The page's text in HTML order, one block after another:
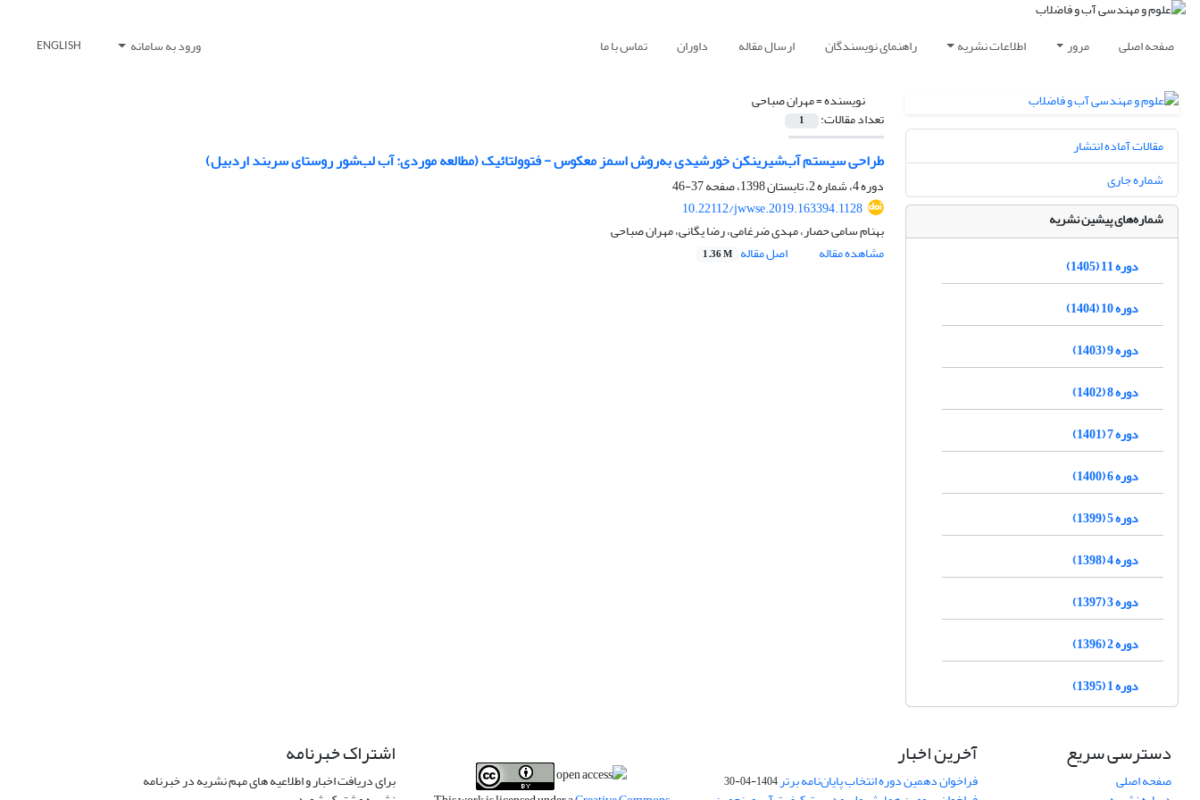
صفحه اصلی مرور اطلاعات نشریه راهنمای نویسندگان ارسال مقاله داوران تماس با ما ورود به سامانه ENGLISH
نویسنده =مهران صباحی
تعداد مقالات: 1
طراحی سیستم آب‌شیرینکن خورشیدی به‌روش اسمز معکوس - فتوولتائیک (مطالعه موردی: آب لب‌شور روستای سربند اردبیل)
دوره 4، شماره 2، تابستان 1398، صفحه
37-46
10.22112/jwwse.2019.163394.1128
بهنام سامی حصار، مهدی ضرغامی، رضا یگانی، مهران صباحی
مشاهده مقاله
اصل مقاله 1.36 M
مقالات آماده انتشار
شماره جاری
شماره‌های پیشین نشریه
دوره 11 (1405)
دوره 10 (1404)
دوره 9 (1403)
دوره 8 (1402)
دوره 7 (1401)
دوره 6 (1400)
دوره 5 (1399)
دوره 4 (1398)
دوره 3 (1397)
دوره 2 (1396)
دوره 1 (1395)
دسترسی سریع
صفحه اصلی
آخرین اخبار
فراخوان دهمین دوره انتخاب پایان‌نامه برتر1404-04-30
اشتراک خبرنامه
برای دریافت اخبار و اطلاعیه های مهم نشریه در خبرنامه